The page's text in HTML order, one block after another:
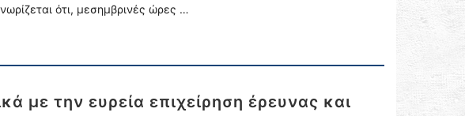
ότι, μεσημβρινές ώρες …
με την ευρεία επιχείρηση έρευνας και